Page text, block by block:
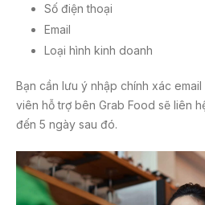
Số điện thoại
Email
Loại hình kinh doanh
Bạn cần lưu ý nhập chính xác
viên hỗ trợ bên Grab Food sẽ liên
đến 5 ngày sau đó.